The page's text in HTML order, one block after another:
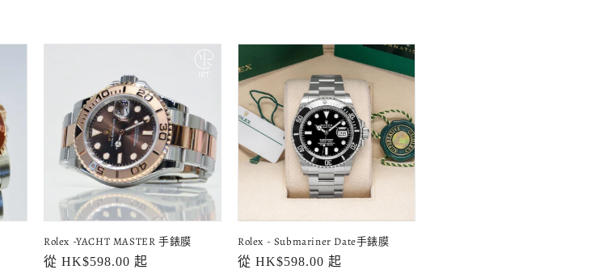
Rolex -YACHT MASTER 手錶膜
定
從 HK$598.00 起
Rolex - Submariner Date手錶膜
定
從 HK$598.00 起